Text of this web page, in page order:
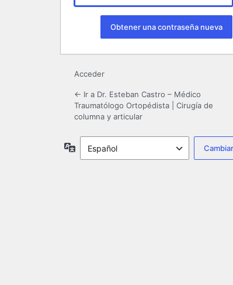
Acceder
← Ir a Dr. Esteban Castro – Médico
Traumatólogo Ortopédista | Cirugía de
columna y articular
Idioma